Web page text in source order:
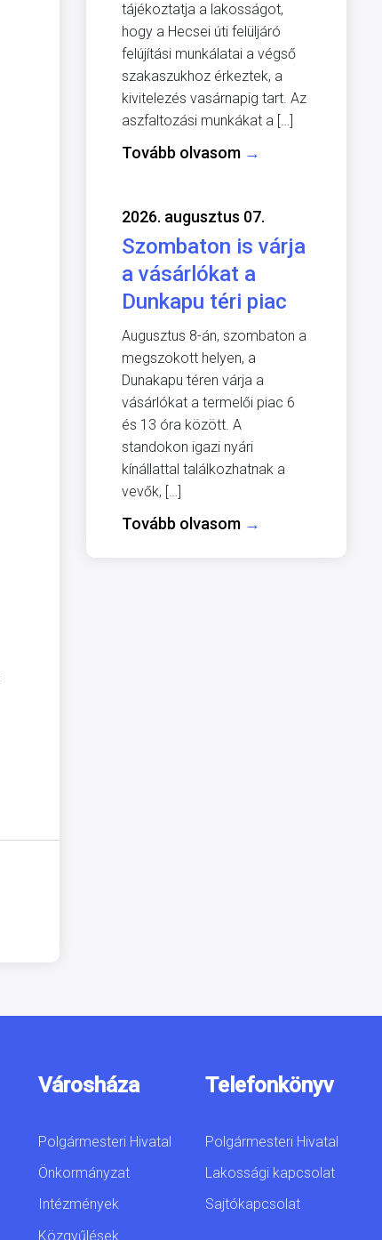
tájékoztatja a lakosságot,
hogy a Hecsei úti felüljáró
felújítási munkálatai a végső
szakaszukhoz érkeztek, a
kivitelezés vasárnapig tart. Az
aszfaltozási munkákat a […]
Tovább olvasom →
2026. augusztus 07.
Szombaton is várja
a vásárlókat a
Dunkapu téri piac
Augusztus 8-án, szombaton a
megszokott helyen, a
Dunakapu téren várja a
vásárlókat a termelői piac 6
és 13 óra között. A
standokon igazi nyári
kínállattal találkozhatnak a
vevők, […]
Tovább olvasom →
Városháza
Polgármesteri Hivatal
Önkormányzat
Intézmények
Közgyűlések
Telefonkönyv
Polgármesteri Hivatal
Lakossági kapcsolat
Sajtókapcsolat